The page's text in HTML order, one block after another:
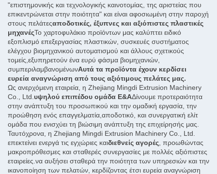
"επιστημονικής και τεχνολογικής καινοτομίας, της αριστείας που
επικεντρώνεται στην ποιότητα" και είναι αφοσιωμένη στην παροχή
στους πελάτεςαποδοτικές, έξυπνες και αξιόπιστες πλαστικές
μηχανέςΤο χαρτοφυλάκιο προϊόντων μας καλύπτει ειδικό
εξοπλισμό επεξεργασίας πλαστικών, συσκευές συστήματος
ελέγχου βιομηχανικού αυτοματισμού και άλλους σχετικούς
τομείς,εξυπηρετούν ένα ευρύ φάσμα βιομηχανιών,
συμπεριλαμβανομένωνΑυτά τα προϊόντα έχουν κερδίσει
ευρεία αναγνώριση από τους αξιότιμους πελάτες μας.
Ως ανερχόμενη εταιρεία, η Zhejiang Mingdi Extrusion Machinery
Co., Ltd. υψηλού επιπέδου ομάδα Ε&ΑΔίνουμε προτεραιότητα
στην ανάπτυξη του προσωπικού και την ομαδική εργασία, την
προώθηση ενός επαγγελματία,αποδοτικό, και συνεργατική ελίτ
ομάδα που ενισχύει τη βιώσιμη ανάπτυξη της επιχείρησής μας.
Ταυτόχρονα, η Zhejiang Mingdi Extrusion Machinery Co., Ltd.
επεκτείνει ενεργά τις εγχώριες καιδιεθνείς αγορές , προωθώντας
μακροπρόθεσμες και σταθερές συνεργασίες με πολλές αξιόπιστες
εταιρείες.να αυξήσει σταθερά την ποιότητα των υπηρεσιών και την
ικανοποίηση των πελατών, κερδίζοντας έτσι ευρεία αναγνώριση